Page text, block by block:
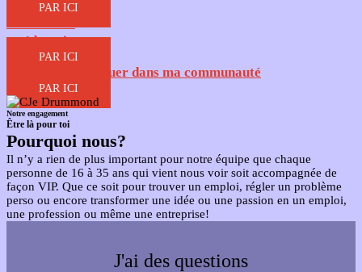
PAR ICI
en éducation
PAR ICI
Je veux m'impliquer dans ma communauté
PAR ICI
Notre engagement
Être là pour toi
Pourquoi nous?
Il n’y a rien de plus important pour notre équipe que chaque
personne de 16 à 35 ans qui vient nous voir soit accompagnée de
façon VIP. Que ce soit pour trouver un emploi, régler un problème
perso ou encore transformer une idée ou une passion en un emploi,
une profession ou même une entreprise!
J'ai des questions